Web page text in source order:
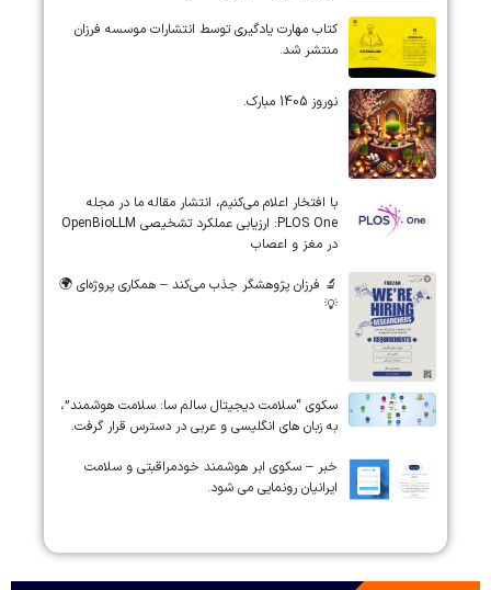
کتاب مهارت یادگیری توسط انتشارات موسسه فرزان
منتشر شد.
نوروز 1405 مبارک.
‏‏‏با افتخار اعلام می‌کنیم، انتشار مقاله ما در مجله
‎PLOS One‎: ارزیابی عملکرد تشخیصی ‎OpenBioLLM‎
در مغز و اعصاب
🔬 فرزان پژوهشگر جذب می‌کند – همکاری پروژه‌ای 🌍
💡
سکوی “سلامت دیجیتال سالم سا: سلامت هوشمند”،
به زبان های انگلیسی و عربی در دسترس قرار گرفت.
خبر – سکوی ابر هوشمند خودمراقبتی و سلامت
ایرانیان رونمایی می شود.